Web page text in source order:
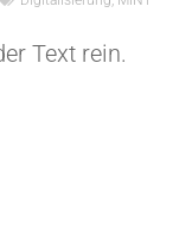
Text rein.